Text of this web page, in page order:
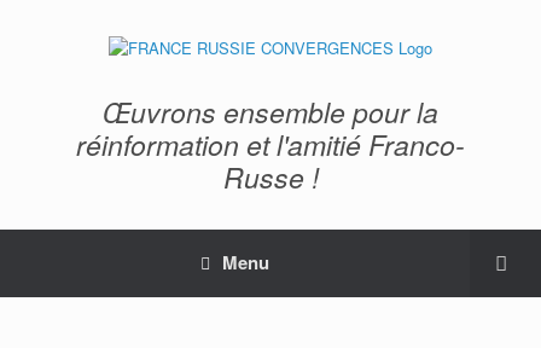
Œuvrons ensemble pour la
réinformation et l'amitié Franco-
Russe !
Menu